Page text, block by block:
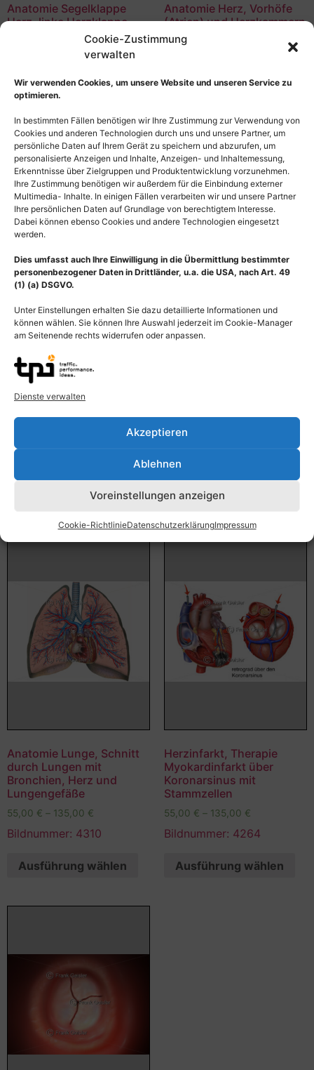
Cookie-Zustimmung
verwalten
Wir verwenden Cookies, um unsere Website und unseren Service zu
optimieren.
In bestimmten Fällen benötigen wir Ihre Zustimmung zur Verwendung von
Cookies und anderen Technologien durch uns und unsere Partner, um
persönliche Daten auf Ihrem Gerät zu speichern und abzurufen, um
personalisierte Anzeigen und Inhalte, Anzeigen- und Inhaltemessung,
Erkenntnisse über Zielgruppen und Produktentwicklung vorzunehmen.
Ihre Zustimmung benötigen wir außerdem für die Einbindung externer
Multimedia- Inhalte. In einigen Fällen verarbeiten wir und unsere Partner
Ihre persönlichen Daten auf Grundlage von berechtigtem Interesse.
Dabei können ebenso Cookies und andere Technologien eingesetzt
werden.
Dies umfasst auch Ihre Einwilligung in die Übermittlung bestimmter
personenbezogener Daten in Drittländer, u.a. die USA, nach Art. 49
(1) (a) DSGVO.
Unter Einstellungen erhalten Sie dazu detaillierte Informationen und
können wählen. Sie können Ihre Auswahl jederzeit im Cookie-Manager
am Seitenende rechts widerrufen oder anpassen.
Dienste verwalten
Akzeptieren
Ablehnen
Voreinstellungen anzeigen
Cookie-RichtlinieDatenschutzerklärungImpressum
Anatomie Segelklappe
Herz, linke Herzklappe,
135,00€
Anatomie Herz, Vorhöfe
(Atrien) und Herzkammern
(Ventrikel) mit
Herzklappen
Bildnummer: 4503
Ausführung wählen
Anatomie Herz mit
Fließrichtung Blutstrom,
Herzklappen
Ausführung wählen
Ausführung wählen
Anatomie Lunge, Schnitt
durch Lungen mit
Bronchien, Herz und
Lungengefäße
55,00 € – 135,00 €
Bildnummer: 4310
Ausführung wählen
Herzinfarkt, Therapie
Myokardinfarkt über
Koronarsinus mit
Stammzellen
55,00 € – 135,00 €
Bildnummer: 4264
Ausführung wählen